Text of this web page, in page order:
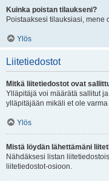
Kuinka poistan tilaukseni?
Poistaaksesi tilauksiasi,
Ylös
Liitetiedostot
Mitkä liitetiedostot ovat
Ylläpitäjä voi määrätä sallitut
ylläpitäjään mikäli et ole
Ylös
Mistä löydän lähettämäni
Nähdäksesi listan
liitetiedostot-osioon.